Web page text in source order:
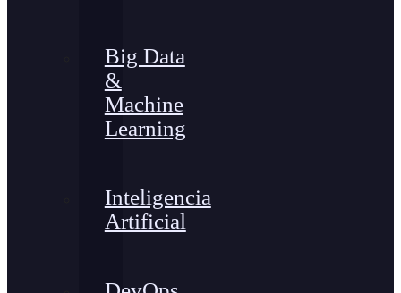
Big Data
&
Machine
Learning
Inteligencia
Artificial